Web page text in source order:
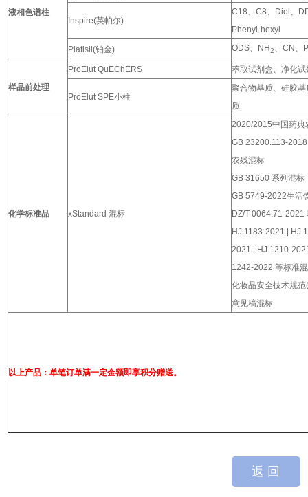
液相色谱柱
Inspire(英帕尔)
C18、C8、Diol、
Phenyl-hexyl
Platisil(铂金) ODS、NH2、CN、
样品前处理
ProElut QuEChERS 萃取试剂盒、净化试
ProElut SPE小柱
聚合物基质、硅胶
质
化学标准品 xStandard 混标
2020/2015中国药典
GB 23200.113-
农残混标
GB 31650 系列混标
GB 5749-2022生活
DZ/T 0064.71-2021
HJ 1183-2021 | HJ
2021 | HJ 1210-
1242-2022 等标准
化妆品安全技术规
意见稿混标
以上产品：单笔订单满一定金额即享积分赠送。
返 回